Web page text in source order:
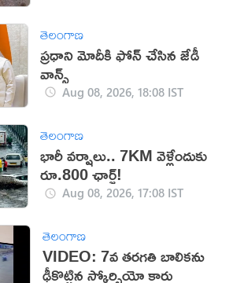
తెలంగాణ
ప్రధాని మోదీకి ఫోన్ చేసిన జేడీ
వాన్స్
Aug 08, 2026, 18:08 IST
తెలంగాణ
భారీ వర్షాలు.. 7KM వెళ్లేందుకు
రూ.800 ఛార్జ్!
Aug 08, 2026, 17:08 IST
తెలంగాణ
VIDEO: 7వ తరగతి బాలికను
ఢీకొట్టిన స్కోర్పియో కారు